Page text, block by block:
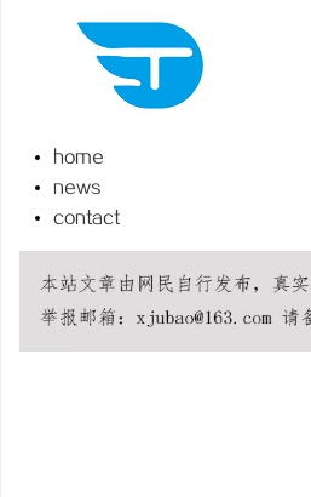
home
news
contact